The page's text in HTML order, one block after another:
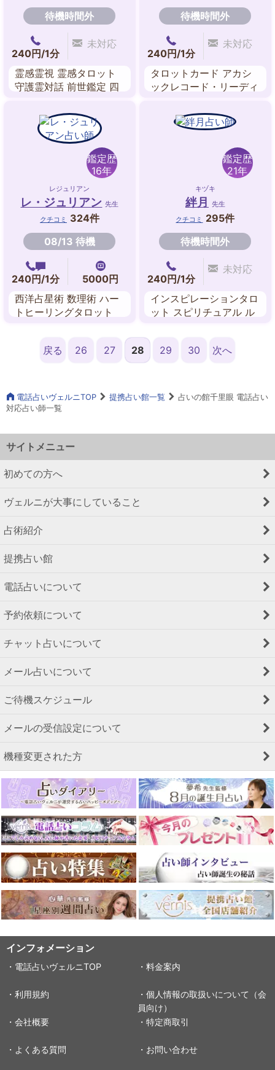
待機時間外
240円/1分
未対応
霊感霊視 霊感タロット
守護霊対話 前世鑑定 四
姓名判断
待機時間外
240円/1分
未対応
タロットカード アカシ
ックレコード・リーディ
鑑定歴
16年
レジュリアン
レ・ジュリアン 先生
クチコミ
324件
08/13 待機
240円/1分
5000円
西洋占星術 数理術 ハー
トヒーリングタロット
鑑定歴
21年
キヅキ
絆月 先生
クチコミ
295件
待機時間外
240円/1分
未対応
インスピレーションタロ
ット スピリチュアル ル
戻る
26 27 28 29 30 次へ
電話占いヴェルニTOP 提携占い館一覧
占いの館千里眼 電話占い
対応占い師一覧
サイトメニュー
初めての方へ
ヴェルニが大事にしていること
占術紹介
提携占い館
電話占いについて
予約依頼について
チャット占いについて
メール占いについて
ご待機スケジュール
メールの受信設定について
機種変更された方
インフォメーション
・電話占いヴェルニTOP ・料金案内
・利用規約
・個人情報の取扱いについて（会
員向け）
・会社概要
・特定商取引
・よくある質問 ・お問い合わせ